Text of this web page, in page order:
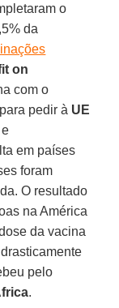
o
da
on
com o
pedir à UE
em países
foram
O resultado
na América
da vacina
pelo
.